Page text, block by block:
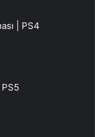
| PS4